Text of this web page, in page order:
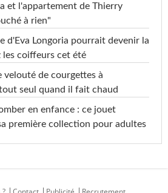
et l'appartement de Thierry
à rien"
d'Eva Longoria pourrait devenir la
les coiffeurs cet été
velouté de courgettes à
seul quand il fait chaud
en enfance : ce jouet
première collection pour adultes